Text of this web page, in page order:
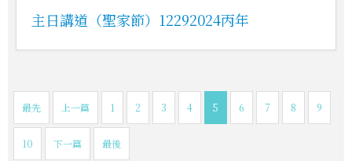
主日講道（聖家節）12292024丙年
最先 上一篇 1 2 3 4 5 6 7 8 9
10 下一篇 最後